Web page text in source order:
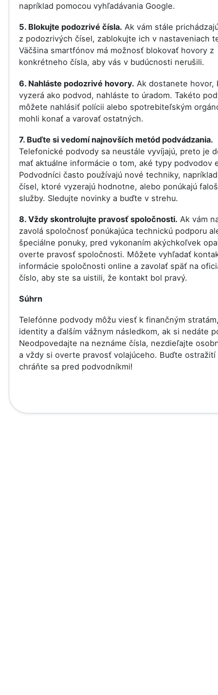
napríklad pomocou vyhľadávania Google.
5. Blokujte podozrivé čísla. Ak vám stále
z podozrivých čísel, zablokujte ich v nastaveniach
Väčšina smartfónov má možnosť blokovať hovory z
konkrétneho čísla, aby vás v budúcnosti nerušili.
6. Nahláste podozrivé hovory. Ak dostanete hovor,
vyzerá ako podvod, nahláste to úradom. Takéto
môžete nahlásiť polícii alebo spotrebiteľským
mohli konať a varovať ostatných.
7. Buďte si vedomí najnovších metód podvádzania.
Telefonické podvody sa neustále vyvíjajú, preto je
mať aktuálne informácie o tom, aké typy podvodov
Podvodníci často používajú nové techniky,
čísel, ktoré vyzerajú hodnotne, alebo ponúkajú
služby. Sledujte novinky a buďte v strehu.
8. Vždy skontrolujte pravosť spoločnosti. Ak vám
zavolá spoločnosť ponúkajúca technickú podporu
špeciálne ponuky, pred vykonaním akýchkoľvek
overte pravosť spoločnosti. Môžete vyhľadať
informácie spoločnosti online a zavolať späť na
číslo, aby ste sa uistili, že kontakt bol pravý.
Súhrn
Telefónne podvody môžu viesť k finančným
identity a ďalším vážnym následkom, ak si nedáte
Neodpovedajte na neznáme čísla, nezdieľajte
a vždy si overte pravosť volajúceho. Buďte ostražití
chráňte sa pred podvodníkmi!